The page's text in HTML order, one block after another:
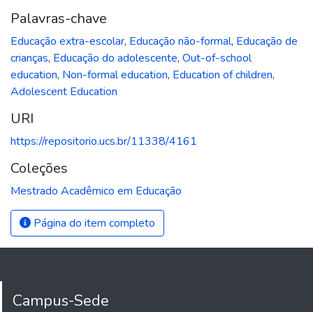
Palavras-chave
Educação extra-escolar, Educação não-formal, Educação de
crianças, Educação do adolescente, Out-of-school
education, Non-formal education, Education of children,
Adolescent Education
URI
https://repositorio.ucs.br/11338/4161
Coleções
Mestrado Acadêmico em Educação
Página do item completo
Campus-Sede